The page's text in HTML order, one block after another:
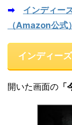
➡
インディー
（Amazon公式）
インディー
開いた画面の